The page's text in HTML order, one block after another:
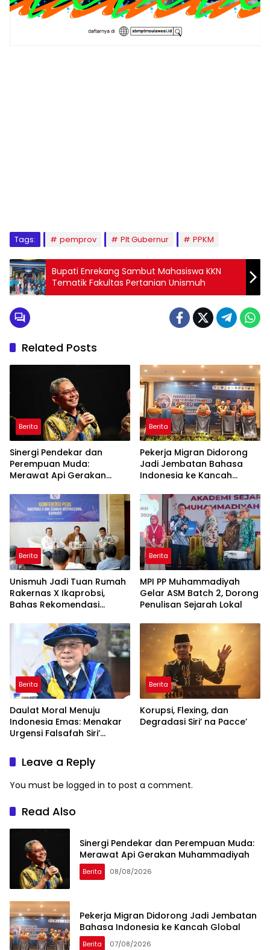
Tags: pemprov Plt Gubernur PPKM
Bupati Enrekang Sambut Mahasiswa KKN
Tematik Fakultas Pertanian Unismuh
Related Posts
Berita
Sinergi Pendekar dan
Perempuan Muda:
Merawat Api Gerakan
Berita
Pekerja Migran Didorong
Jadi Jembatan Bahasa
Indonesia ke Kancah
Berita
Unismuh Jadi Tuan Rumah
Rakernas X Ikaprobsi,
Bahas Rekomendasi
Indonesia di Tingkat
Global
Berita
MPI PP Muhammadiyah
Gelar ASM Batch 2, Dorong
Penulisan Sejarah Lokal
Berita
Daulat Moral Menuju
Indonesia Emas: Menakar
Urgensi Falsafah Siri’
Ancaman Kleptokrasi
Berita
Korupsi, Flexing, dan
Degradasi Siri’ na Pacce’
Leave a Reply
You must be logged in to post a comment.
Read Also
Sinergi Pendekar dan Perempuan Muda:
Merawat Api Gerakan Muhammadiyah
Berita 08/08/2026
Pekerja Migran Didorong Jadi Jembatan
Bahasa Indonesia ke Kancah Global
Berita 07/08/2026